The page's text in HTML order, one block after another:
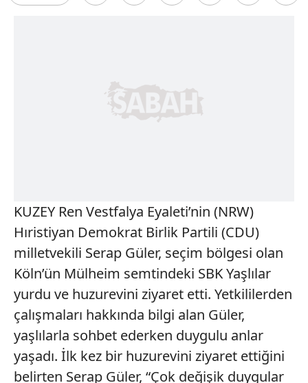
KUZEY Ren Vestfalya Eyaleti’nin (NRW)
Hıristiyan Demokrat Birlik Partili (CDU)
milletvekili Serap Güler, seçim bölgesi olan
Köln’ün Mülheim semtindeki SBK Yaşlılar
yurdu ve huzurevini ziyaret etti. Yetkililerden
çalışmaları hakkında bilgi alan Güler,
yaşlılarla sohbet ederken duygulu anlar
yaşadı. İlk kez bir huzurevini ziyaret ettiğini
belirten Serap Güler, “Çok değişik duygular